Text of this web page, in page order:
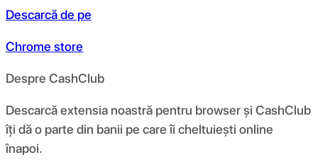
Descarcă de pe
Chrome store
Despre CashClub
Descarcă extensia noastră pentru browser și CashClub
îți dă o parte din banii pe care îi cheltuiești online
înapoi.